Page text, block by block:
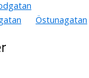
Östunagatan